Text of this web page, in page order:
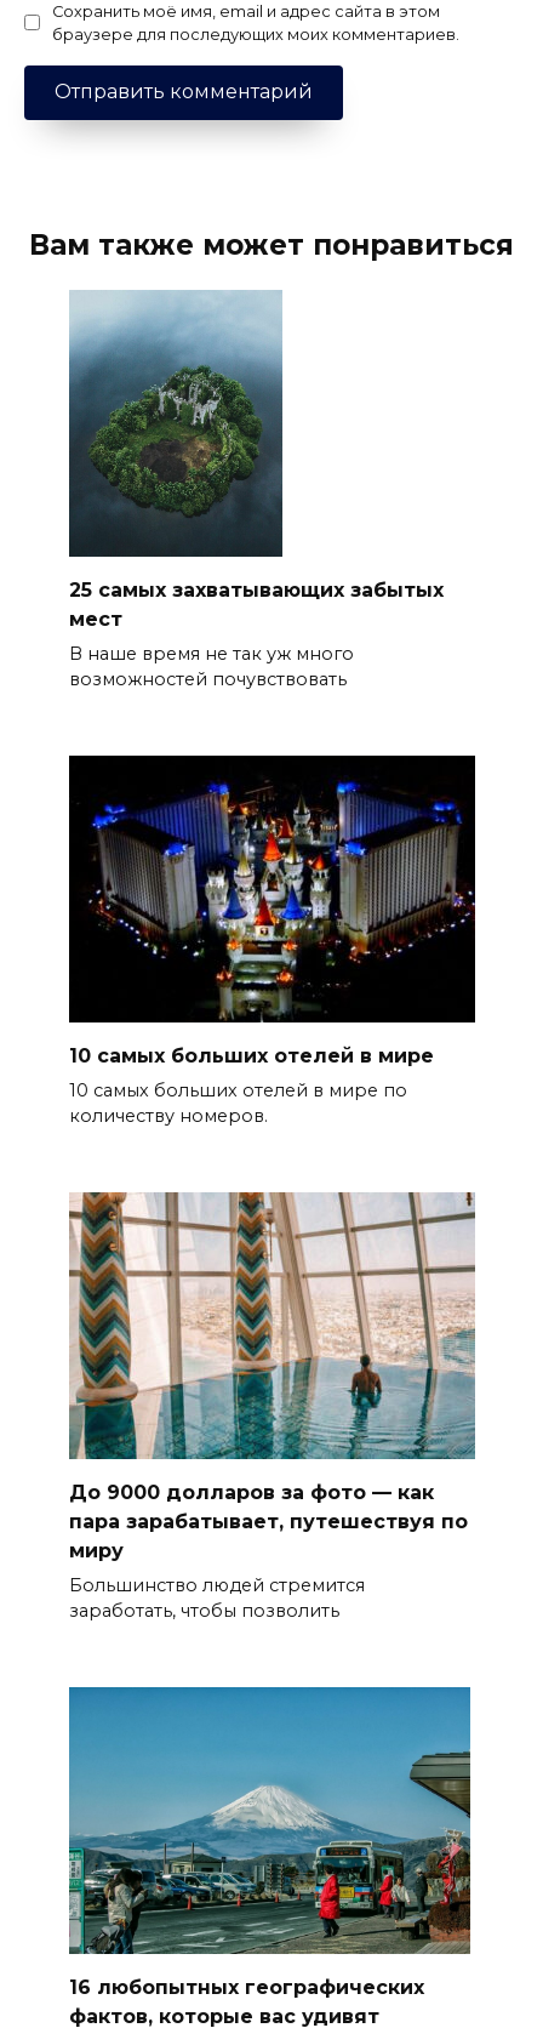
Сохранить моё имя, email и адрес сайта в этом
браузере для последующих моих комментариев.
Вам также может понравиться
25 самых захватывающих забытых
мест
В наше время не так уж много
возможностей почувствовать
10 самых больших отелей в мире
10 самых больших отелей в мире по
количеству номеров.
До 9000 долларов за фото — как
пара зарабатывает, путешествуя по
миру
Большинство людей стремится
заработать, чтобы позволить
16 любопытных географических
фактов, которые вас удивят